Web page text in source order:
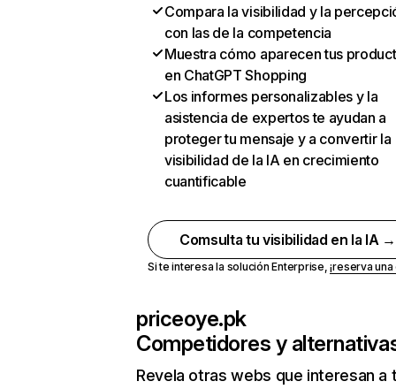
Compara la visibilidad y la
con las de la competencia
Muestra cómo aparecen tus
en ChatGPT Shopping
Los informes personalizables y la
asistencia de expertos te ayudan a
proteger tu mensaje y a convertir la
visibilidad de la IA en crecimiento
cuantificable
Comsulta tu visibilidad en la IA →
Si te interesa la solución Enterprise,¡reserva
priceoye.pk
Competidores y
Revela otras webs que interesan a